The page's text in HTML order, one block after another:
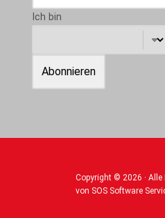
Ich bin
Copyright © 2026 · Alle
von SOS Software